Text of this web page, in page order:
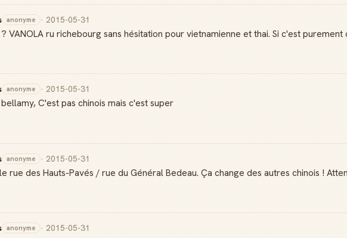
anonyme · 2015-05-31
VANOLA ru richebourg sans hésitation pour vietnamienne et thai. Si c'est purement
anonyme · 2015-05-31
C'est pas chinois mais c'est super
anonyme · 2015-05-31
rue des Hauts-Pavés / rue du Général Bedeau. Ça change des autres chinois !
anonyme · 2015-05-31